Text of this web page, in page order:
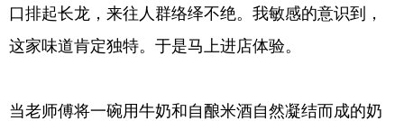
口排起长龙，来往人群络绎不绝。我敏感的意识到，
这家味道肯定独特。于是马上进店体验。
当老师傅将一碗用牛奶和自酿米酒自然凝结而成的奶